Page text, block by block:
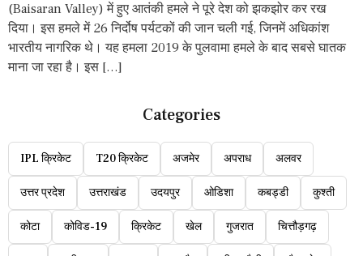
(Baisaran Valley) में हुए आतंकी हमले ने पूरे देश को झकझोर कर रख
दिया। इस हमले में 26 निर्दोष पर्यटकों की जान चली गई, जिनमें अधिकांश
भारतीय नागरिक थे। यह हमला 2019 के पुलवामा हमले के बाद सबसे घातक
माना जा रहा है। इस […]
Categories
IPL क्रिकेट T20 क्रिकेट अजमेर अपराध अलवर
उत्तर प्रदेश उत्तराखंड उदयपुर ओडिशा कबड्डी कुश्ती
कोटा कोविड-19 क्रिकेट खेल गुजरात चित्तौड़गढ़